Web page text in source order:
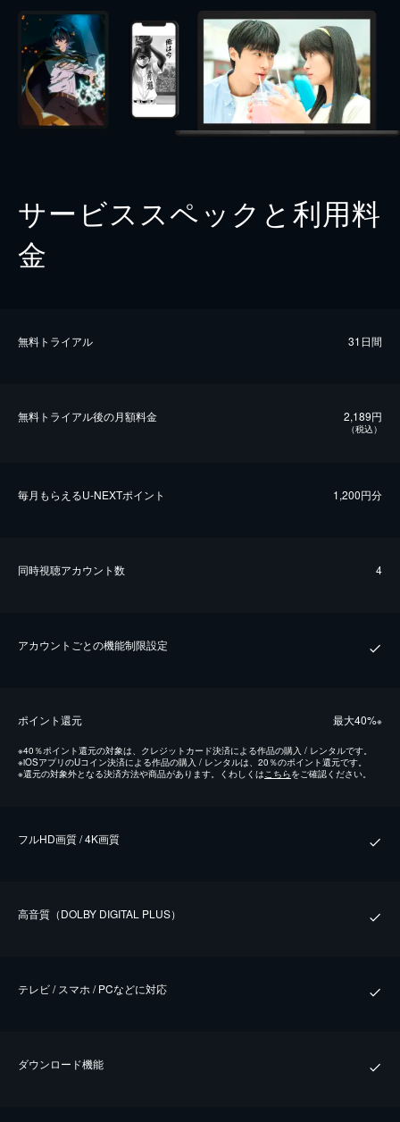
サービススペックと利用料
金
無料トライアル 31日間
無料トライアル後の⽉額料金 2,189円
（税込）
毎⽉もらえるU-NEXTポイント 1,200円分
同時視聴アカウント数 4
アカウントごとの機能制限設定
ポイント還元 最⼤40%※
※40％ポイント還元の対象は、クレジットカード決済による作品の購入 / レンタルです。
※iOSアプリのUコイン決済による作品の購入 / レンタルは、20％のポイント還元です。
※還元の対象外となる決済方法や商品があります。くわしくはこちらをご確認ください。
フルHD画質 / 4K画質
⾼⾳質（DOLBY DIGITAL PLUS）
テレビ / スマホ / PCなどに対応
ダウンロード機能